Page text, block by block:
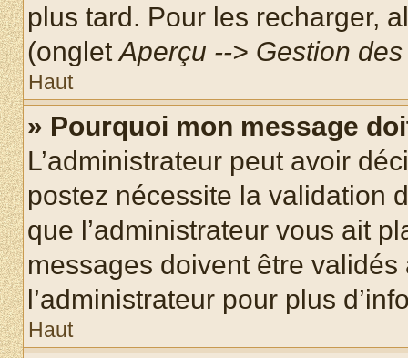
plus tard. Pour les recharger,
(ongletAperçu --> Gestion
Haut
» Pourquoi mon message
L’administrateur peut avoir
postez nécessite la validation
que l’administrateur vous ait
messages doivent être validés
l’administrateur pour plus
Haut